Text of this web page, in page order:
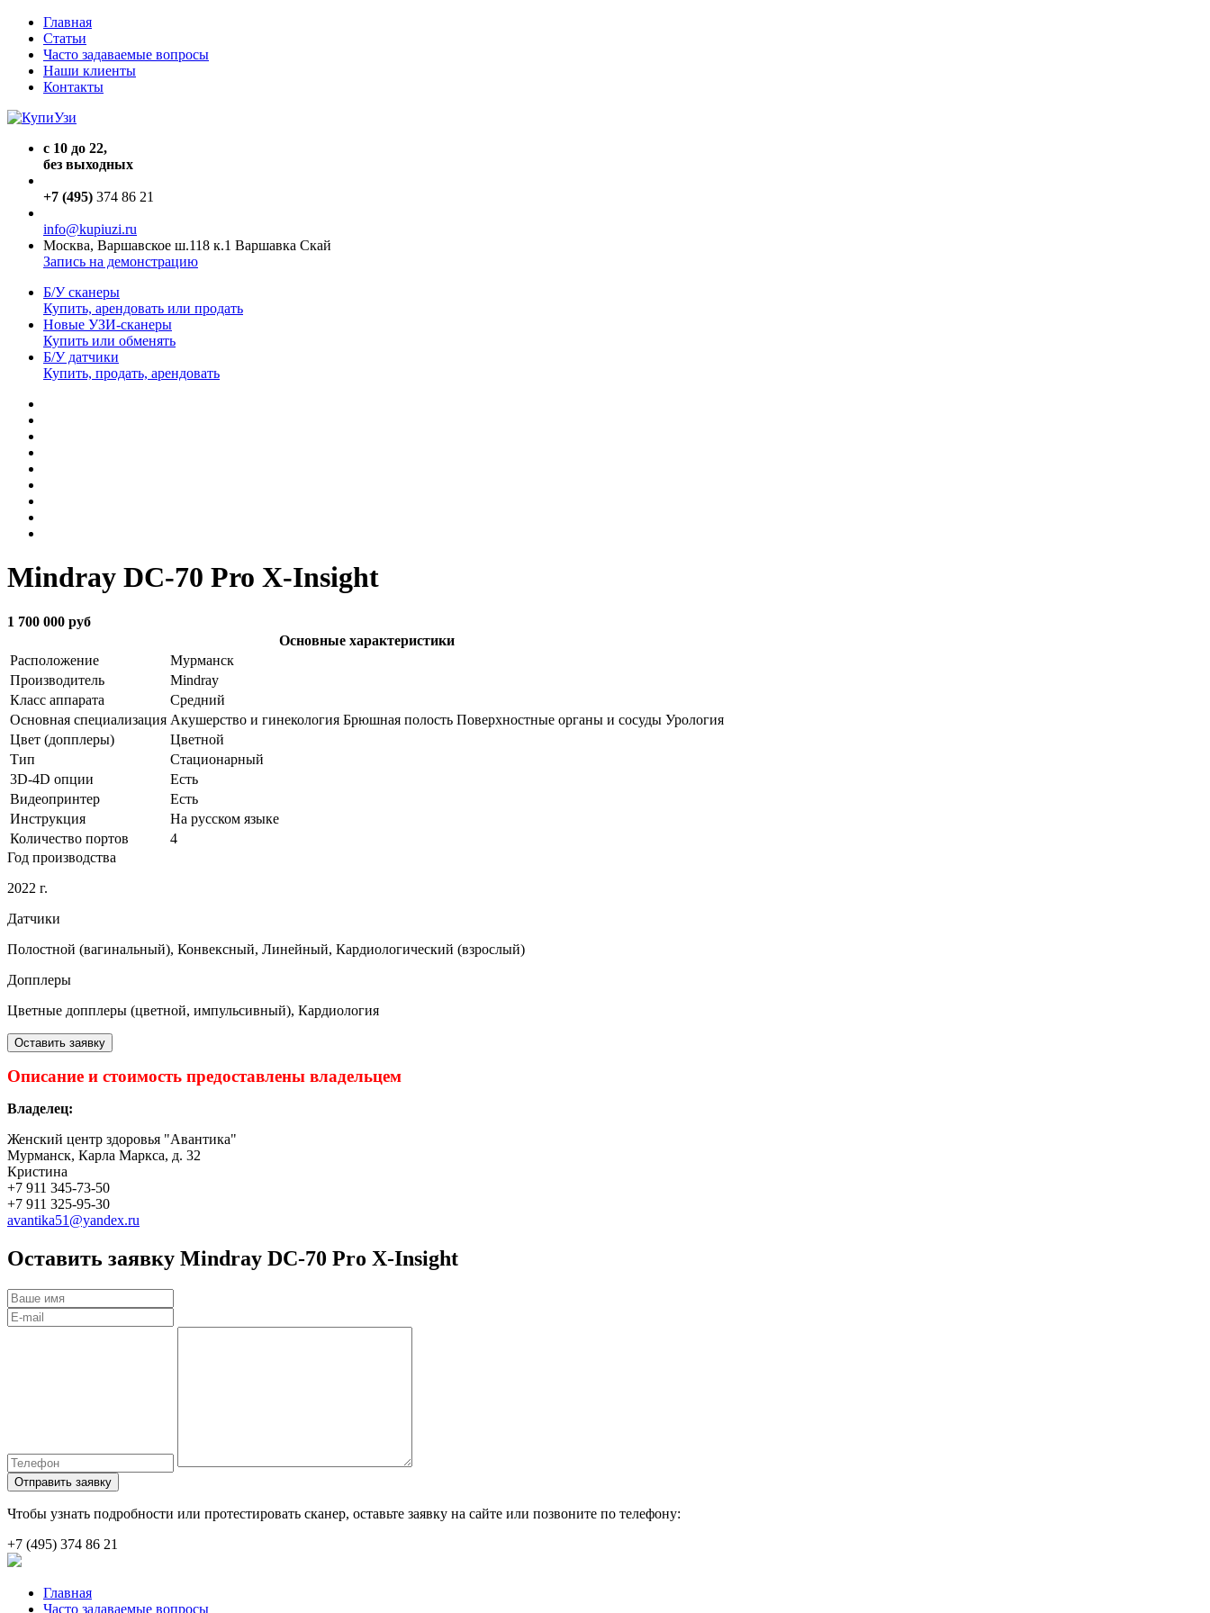
Главная
Статьи
Часто задаваемые вопросы
Наши клиенты
Контакты
с 10 до 22,
без выходных
+7 (495) 374 86 21
info@kupiuzi.ru
Москва, Варшавское ш.118 к.1 Варшавка Скай
Запись на демонстрацию
Б/У сканеры
Купить, арендовать или продать
Новые УЗИ-сканеры
Купить или обменять
Б/У датчики
Купить, продать, арендовать
Mindray DC-70 Pro X-Insight
1 700 000 руб
Основные характеристики
Расположение
Мурманск
Производитель
Mindray
Класс аппарата
Средний
Основная специализация Акушерство и гинекология Брюшная полость Поверхностные органы и сосуды Урология
Цвет (допплеры)
Цветной
Тип
Стационарный
3D-4D опции
Есть
Видеопринтер
Есть
Инструкция
На русском языке
Количество портов
4
Год производства
2022 г.
Датчики
Полостной (вагинальный), Конвексный, Линейный, Кардиологический (взрослый)
Допплеры
Цветные допплеры (цветной, импульсивный), Кардиология
Оставить заявку
Описание и стоимость предоставлены владельцем
Владелец:
Женский центр здоровья "Авантика"
Мурманск, Карла Маркса, д. 32
Кристина
+7 911 345-73-50
+7 911 325-95-30
avantika51@yandex.ru
Оставить заявку Mindray DC-70 Pro X-Insight
Отправить заявку
Чтобы узнать подробности или протестировать сканер, оставьте заявку на сайте или позвоните по телефону:
+7 (495) 374 86 21
Главная
Часто задаваемые вопросы